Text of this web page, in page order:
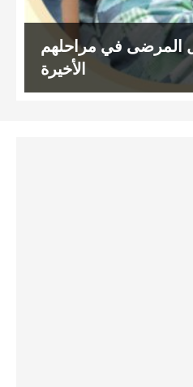
المرضى في مراحلهم
الأخيرة